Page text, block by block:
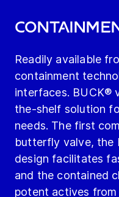
Readily available
containment
interfaces. BUCK®
the-shelf solution
needs. The first
butterfly valve, the
design facilitates
and the contained
potent actives from